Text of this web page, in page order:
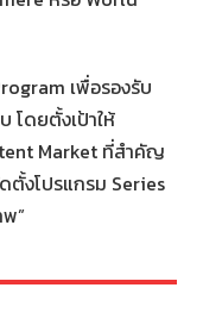
เพื่อรองรับ
โดยตั้งเป้าให้
Market ที่สำคัญ
ตั้งโปรแกรม Series
”